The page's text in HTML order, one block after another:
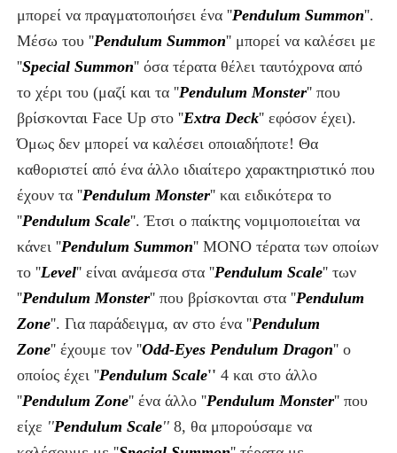
μπορεί να πραγματοποιήσει ένα ''Pendulum Summon''.
Μέσω του ''Pendulum Summon'' μπορεί να καλέσει με
''Special Summon''όσα τέρατα θέλει ταυτόχρονα από
το χέρι του (μαζί και τα ''Pendulum Monster''που
βρίσκονται Face Up στο ''Extra Deck'' εφόσον έχει).
Όμως δεν μπορεί να καλέσει οποιαδήποτε! Θα
καθοριστεί από ένα άλλο ιδιαίτερο χαρακτηριστικό που
έχουν τα ''Pendulum Monster'' και ειδικότερα το
''Pendulum Scale''. Έτσι ο παίκτης νομιμοποιείται να
κάνει ''Pendulum Summon'' ΜΟΝΟτέρατα των οποίων
το ''Level'' είναι ανάμεσα στα ''Pendulum Scale''των
''Pendulum Monster'' που βρίσκονται στα ''Pendulum
Zone''. Για παράδειγμα, αν στο ένα ''Pendulum
Zone''έχουμε τον ''Odd-Eyes Pendulum Dragon''ο
οποίος έχει ''Pendulum Scale'' 4 και στο άλλο
''Pendulum Zone''ένα άλλο ''Pendulum Monster''που
είχε ''Pendulum Scale'' 8, θα μπορούσαμε να